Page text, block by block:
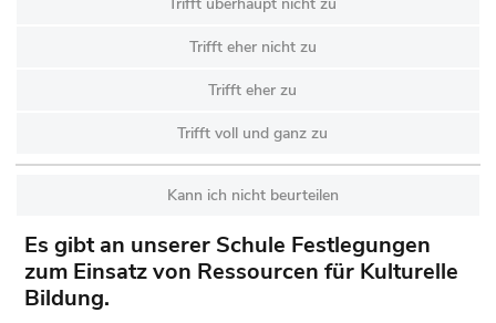
Trifft eher nicht zu
Trifft eher zu
Trifft voll und ganz zu
Kann ich nicht beurteilen
Es gibt an unserer Schule Festlegungen
zum Einsatz von Ressourcen für Kulturelle
Bildung.